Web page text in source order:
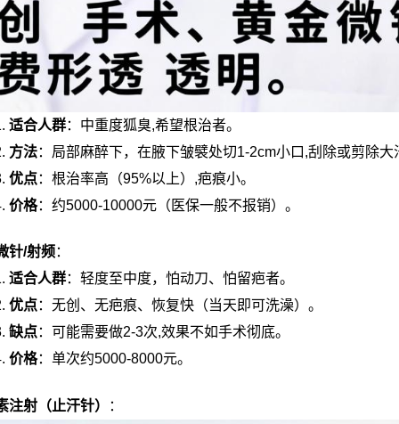
适合人群：中重度狐臭,希望根治者。
方法：局部麻醉下，在腋下皱襞处切1-2cm小口,刮除或剪除大
优点：根治率高（95%以上）,疤痕小。
价格：约5000-10000元（医保一般不报销）。
针/射频：
适合人群：轻度至中度，怕动刀、怕留疤者。
优点：无创、无疤痕、恢复快（当天即可洗澡）。
缺点：可能需要做2-3次,效果不如手术彻底。
价格：单次约5000-8000元。
注射（止汗针） ：